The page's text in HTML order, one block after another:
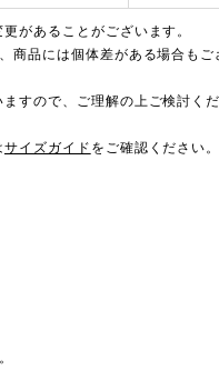
があることがございます。
品には個体差がある場合もご
すので、ご理解の上ご検討く
サイズガイド をご確認ください。